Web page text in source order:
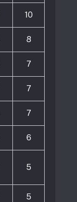
10
8
7
7
7
6
5
5